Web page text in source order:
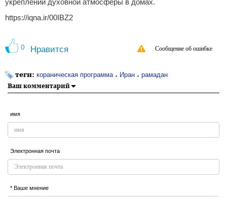
укреплении духовной атмосферы в домах.
https://iqna.ir/00IBZ2
0 Нравится Сообщение об ошибке
теги: кораническая программа ، Иран ، рамадан
Ваш комментарий
имя
Электронная почта
* Ваше мнение